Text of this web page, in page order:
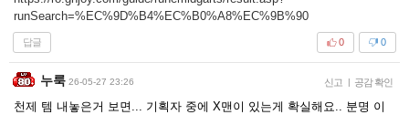
runSearch=%EC%9D%B4%EC%B0%A8%EC%9B%90
답글 0
0
누룩 26-05-27 23:26 신고 | 공감 확인
천제 템 내놓은거 보면... 기획자 중에 X맨이 있는게 확실해요.. 분명 이